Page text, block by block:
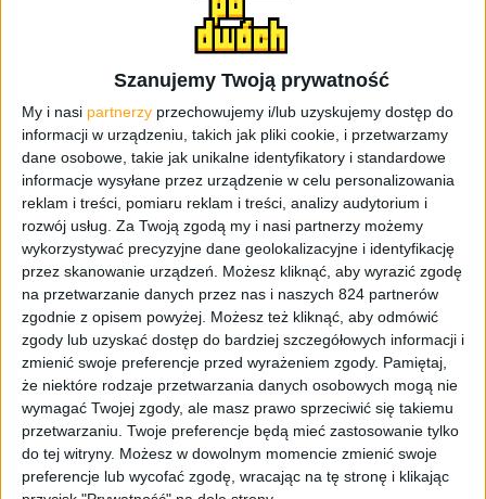
Szanujemy Twoją prywatność
My i nasi partnerzy przechowujemy i/lub uzyskujemy dostęp do
informacji w urządzeniu, takich jak pliki cookie, i przetwarzamy
dane osobowe, takie jak unikalne identyfikatory i standardowe
informacje wysyłane przez urządzenie w celu personalizowania
reklam i treści, pomiaru reklam i treści, analizy audytorium i
rozwój usług. Za Twoją zgodą my i nasi partnerzy możemy
wykorzystywać precyzyjne dane geolokalizacyjne i identyfikację
przez skanowanie urządzeń. Możesz kliknąć, aby wyrazić zgodę
na przetwarzanie danych przez nas i naszych 824 partnerów
zgodnie z opisem powyżej. Możesz też kliknąć, aby odmówić
zgody lub uzyskać dostęp do bardziej szczegółowych informacji i
zmienić swoje preferencje przed wyrażeniem zgody. Pamiętaj,
że niektóre rodzaje przetwarzania danych osobowych mogą nie
wymagać Twojej zgody, ale masz prawo sprzeciwić się takiemu
przetwarzaniu. Twoje preferencje będą mieć zastosowanie tylko
do tej witryny. Możesz w dowolnym momencie zmienić swoje
preferencje lub wycofać zgodę, wracając na tę stronę i klikając
niekoniecznie może podpasować innym, ale na pewno
pokaże kierunek prac i pewne rozwiązania, które mogą
pojawić się w trakcie.
Co może się przydać?
Listwa maskująca do kabli 60x20x750 mm (Maclean
MC-695 W)
Maskownica kabli, neoprenowa, 110 mm x 2 m (MCTV-
672)
Wkręty uniwersalne (3,5 mm x 16 mm)
Wkrętarka akumulatorowa (Einhell TE-SD 3,6/1 Li)
Śrubokręt (ale będzie trudniej i dłużej)
Piłka do metalu mini (Handyworth)
Gąbka ścierna o gradacji min. 120 mm
Poziomica (PRO600 18 cm)
Wiertarka (Bosch PSB 50)
Szlifierko-grawerka (MEEC 010084)
Ołówek